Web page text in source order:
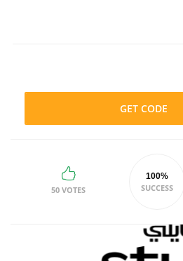
GET CODE
50 VOTES
100%
SUCCESS